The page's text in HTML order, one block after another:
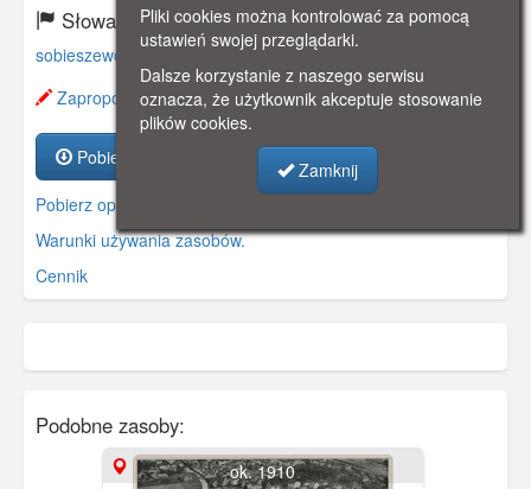
Słowa kluczowe:
sobieszewo lotnicze morze
Zaproponuj zmianę opisu.
Pobierz zasób
Pobierz opis
Warunki używania zasobów.
Cennik
Podobne zasoby:
ok. 1910
Pliki cookies można kontrolować za pomocą
ustawień swojej przeglądarki.
Dalsze korzystanie z naszego serwisu
oznacza, że użytkownik akceptuje stosowanie
plików cookies.
Zamknij